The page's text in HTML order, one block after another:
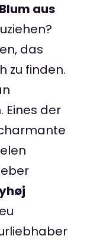
aus
das
zu finden.
der